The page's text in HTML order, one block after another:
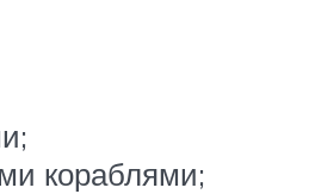
кораблями;